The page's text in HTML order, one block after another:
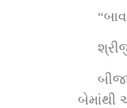
બેમાંથી